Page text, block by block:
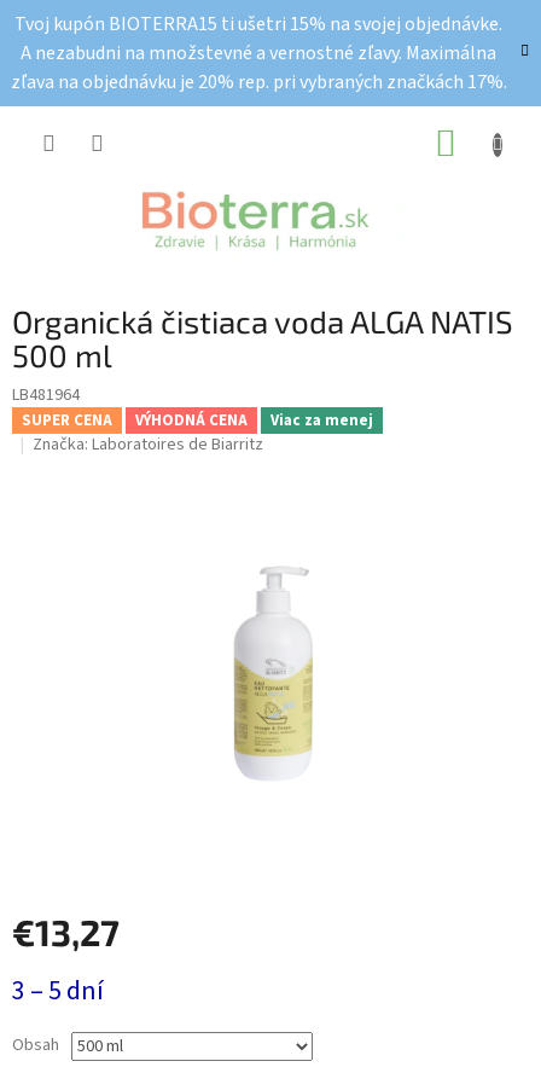
obsah
Tvoj kupón BIOTERRA15 ti ušetri 15% na svojej objednávke.
A nezabudni na množstevné a vernostné zľavy. Maximálna
zľava na objednávku je 20% rep. pri vybraných značkách 17%.
Organická čistiaca voda ALGA NATIS
500 ml
LB481964
SUPER CENA VÝHODNÁ CENA Viac za menej
Značka: Laboratoires de Biarritz
€13,27
cena:
3 – 5 dní
Obsah